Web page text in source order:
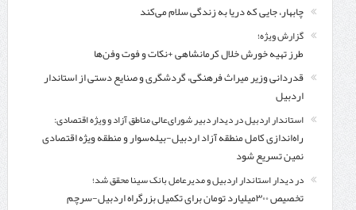
چابهار، جایی که دریا به زندگی سلام می‌کند
گزارش ویژه؛
طرز تهیه خورش خلال کرمانشاهی +نکات و فوت وفن‌ها
قدردانی وزیر میراث فرهنگی، گردشگری و صنایع دستی از استاندار
اردبیل
استاندار اردبیل در دیدار دبیر شورای‌عالی مناطق آزاد و ویژه اقتصادی:
راه‌اندازی کامل منطقه آزاد اردبیل-بیله‌سوار و منطقه ویژه اقتصادی
نمین تسریع شود
در دیدار استاندار اردبیل و مدیرعامل بانک سینا محقق شد؛
تخصیص ۳۰۰میلیارد تومان برای تکمیل بزرگراه اردبیل-سرچم